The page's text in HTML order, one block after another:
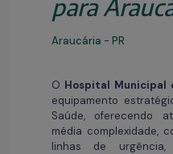
para
Araucária - PR
O Hospital Municipal
equipamento
Saúde, oferecendo
média complexidade,
linhas de urgência,